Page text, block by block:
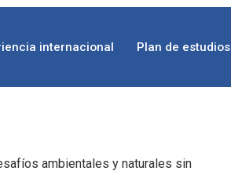
internacional Plan de estudios
ambientales y naturales sin